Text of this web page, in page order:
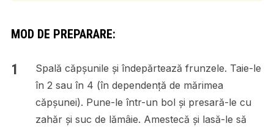
MOD DE PREPARARE:
Spală căpșunile și îndepărtează frunzele. Taie-le
în 2 sau în 4 (în dependență de mărimea
căpșunei). Pune-le într-un bol și presară-le cu
zahăr și suc de lămâie. Amestecă și lasă-le să